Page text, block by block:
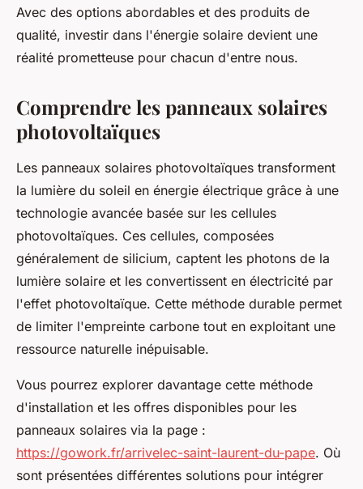
Avec des options abordables et des produits de
qualité, investir dans l'énergie solaire devient une
réalité prometteuse pour chacun d'entre nous.
Comprendre les panneaux solaires
photovoltaïques
Les panneaux solaires photovoltaïques transforment
la lumière du soleil en énergie électrique grâce à une
technologie avancée basée sur les cellules
photovoltaïques. Ces cellules, composées
généralement de silicium, captent les photons de la
lumière solaire et les convertissent en électricité par
l'effet photovoltaïque. Cette méthode durable permet
de limiter l'empreinte carbone tout en exploitant une
ressource naturelle inépuisable.
Vous pourrez explorer davantage cette méthode
d'installation et les offres disponibles pour les
panneaux solaires via la page :
https://gowork.fr/arrivelec-saint-laurent-du-pape. Où
sont présentées différentes solutions pour intégrer